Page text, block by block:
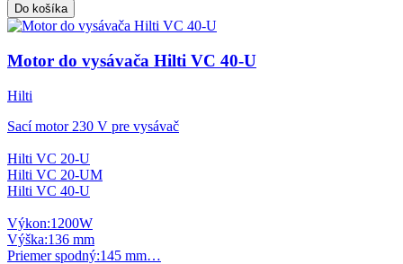
Do košíka
Motor do vysávača Hilti VC 40-U
Hilti
Sací motor 230 V pre vysávač
Hilti VC 20-U
Hilti VC 20-UM
Hilti VC 40-U
Výkon:1200W
Výška:136 mm
Priemer spodný:145 mm…